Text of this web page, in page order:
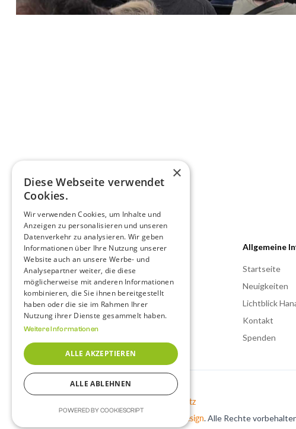
Johanneskirchpl. 7
63450 Hanau
06181 - 95 29 50 - 0
Allgemeine
Startseite
Neuigkeiten
Lichtblick
Kontakt
Spenden
Datenschutz
vandermost design. Alle Rechte
×
Diese Webseite verwendet
Cookies.
Wir verwenden Cookies, um Inhalte und
Anzeigen zu personalisieren und unseren
Datenverkehr zu analysieren. Wir geben
Informationen über Ihre Nutzung unserer
Website auch an unsere Werbe- und
Analysepartner weiter, die diese
möglicherweise mit anderen Informationen
kombinieren, die Sie ihnen bereitgestellt
haben oder die sie im Rahmen Ihrer
Nutzung ihrer Dienste gesammelt haben.
Weitere Informationen
ALLE AKZEPTIEREN
ALLE ABLEHNEN
POWERED BY COOKIESCRIPT